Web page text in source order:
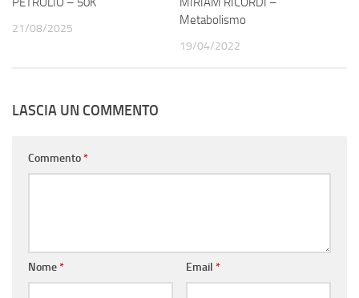
21/08/2025
Metabolismo
19/04/2022
LASCIA UN COMMENTO
Commento*
Nome* Email *